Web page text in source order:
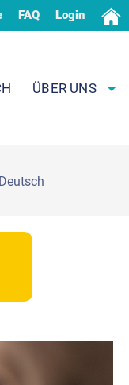
FAQ Login
ÜBER UNS